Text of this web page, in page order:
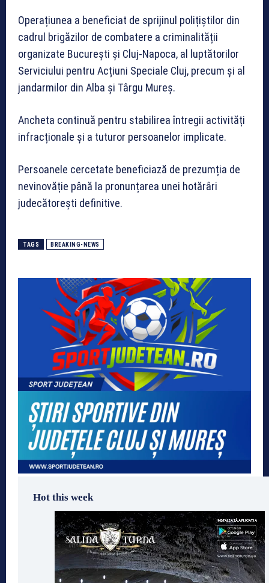
Operațiunea a beneficiat de sprijinul polițiștilor din
cadrul brigăzilor de combatere a criminalității
organizate București și Cluj-Napoca, al luptătorilor
Serviciului pentru Acțiuni Speciale Cluj, precum și al
jandarmilor din Alba și Târgu Mureș.
Ancheta continuă pentru stabilirea întregii activități
infracționale și a tuturor persoanelor implicate.
Persoanele cercetate beneficiază de prezumția de
nevinovăție până la pronunțarea unei hotărâri
judecătorești definitive.
TAGS BREAKING-NEWS
Hot this week